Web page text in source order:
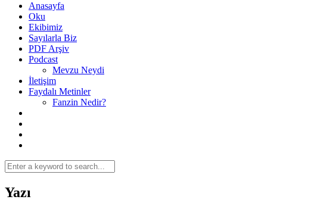
Anasayfa
Oku
Ekibimiz
Sayılarla Biz
PDF Arşiv
Podcast
Mevzu Neydi
İletişim
Faydalı Metinler
Fanzin Nedir?
Yazı